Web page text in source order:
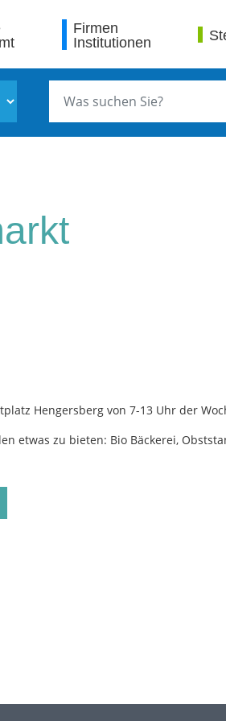
Firmen
Institutionen
Hengersberg von 7-13 Uhr der
etwas zu bieten: Bio Bäckerei,